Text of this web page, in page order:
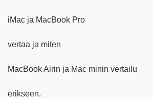
iMac ja MacBook Pro
vertaa ja miten
MacBook Airin ja Mac minin vertailu
erikseen.